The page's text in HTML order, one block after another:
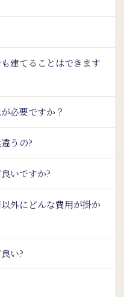
建てることはできます
必要ですか？
うの?
いですか?
外にどんな費用が掛か
い?